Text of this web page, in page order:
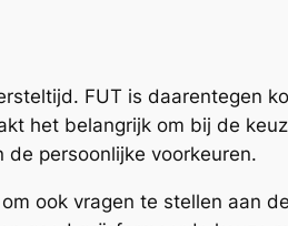
FUT is daarentegen
het belangrijk om bij de
persoonlijke voorkeuren.
ook vragen te stellen aan